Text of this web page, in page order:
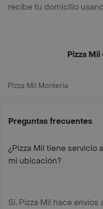
recibe tu domicilio
Pizza
Pizza Mil Monteria
Preguntas frecuentes
¿Pizza Mil tiene servicio
mi ubicación?
Si, Pizza Mil hace